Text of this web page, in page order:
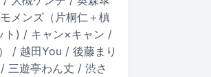
メンズ（片桐仁＋槙
ト) / キャン×キャン /
/ 越田You / 後藤まり
三遊亭わん丈 / 渋さ